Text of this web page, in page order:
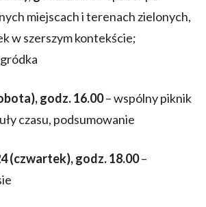
miejscach i terenach zielonych,
w szerszym kontekście;
godz. 16.00– wspólny piknik
czasu, podsumowanie
(czwartek), godz. 18.00–